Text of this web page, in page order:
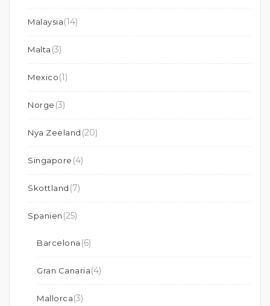
Malaysia(14)
Malta (3)
Mexico(1)
Norge (3)
Nya Zeeland (20)
Singapore (4)
Skottland (7)
Spanien (25)
Barcelona (6)
Gran Canaria(4)
Mallorca(3)